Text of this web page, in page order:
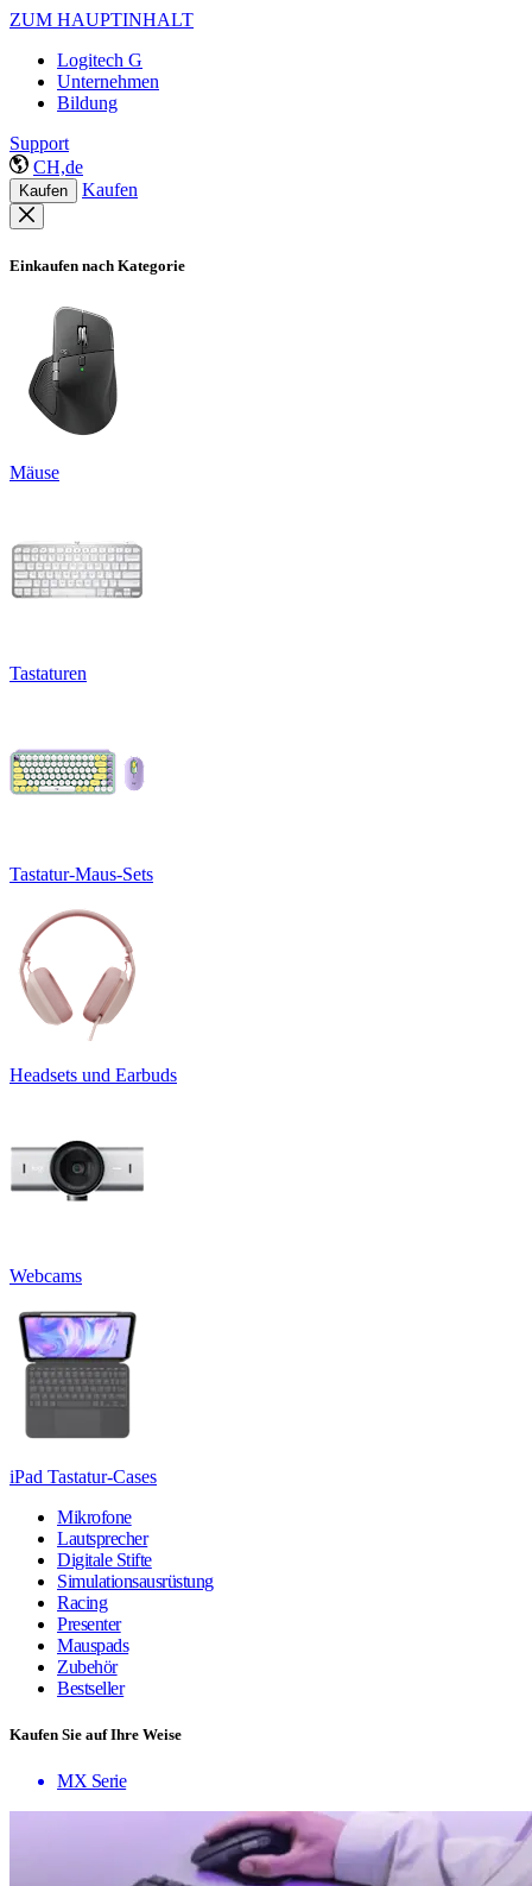
ZUM HAUPTINHALT
Logitech G
Unternehmen
Bildung
Support
CH,de
Kaufen Kaufen
Einkaufen nach Kategorie
Mäuse
Tastaturen
Tastatur-Maus-Sets
Headsets und Earbuds
Webcams
iPad Tastatur-Cases
Mikrofone
Lautsprecher
Digitale Stifte
Simulationsausrüstung
Racing
Presenter
Mauspads
Zubehör
Bestseller
Kaufen Sie auf Ihre Weise
MX Serie